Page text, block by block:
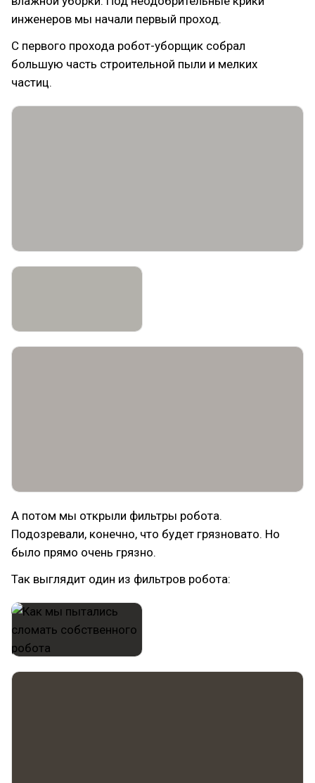
инженеров мы начали первый проход.
С первого прохода робот-уборщик собрал
большую часть строительной пыли и мелких
частиц.
А потом мы открыли фильтры робота.
Подозревали, конечно, что будет грязновато. Но
было прямо очень грязно.
Так выглядит один из фильтров робота: